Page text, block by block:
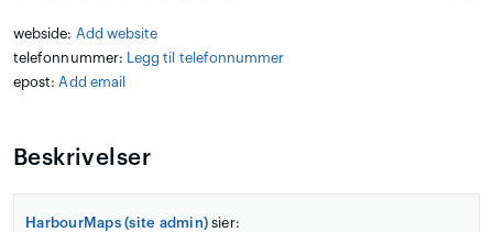
webside: Add website
telefonnummer:
Legg til telefonnummer
epost: Add email
Beskrivelser
HarbourMaps (site admin) sier: